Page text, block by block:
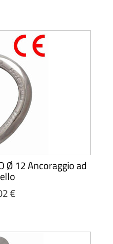
Ø 12 Ancoraggio ad
€